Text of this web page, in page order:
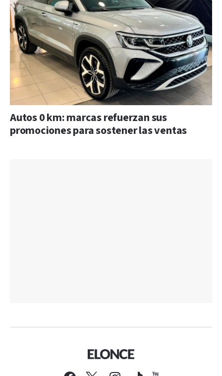
Autos 0 km: marcas refuerzan sus
promociones para sostener las ventas